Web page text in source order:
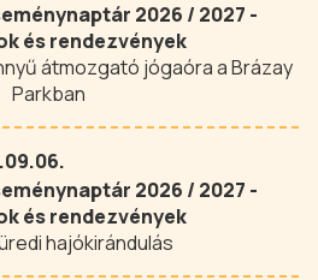
2026 / 2027 -
és rendezvények
átmozgató jógaóra a Brázay
Parkban
2026 / 2027 -
és rendezvények
hajókirándulás